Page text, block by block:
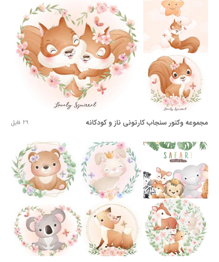
مجموعه وکتور سنجاب کارتونی ناز و کودکانه 29 فایل